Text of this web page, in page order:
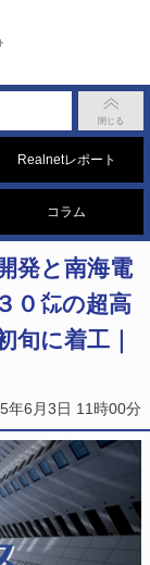
Realnetレポート
コラム
発と南海電
０㍍の超高
旬に着工｜
年6月3日 11時00分